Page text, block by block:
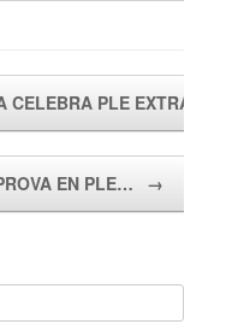
CELEBRA PLE
EN PLE… →